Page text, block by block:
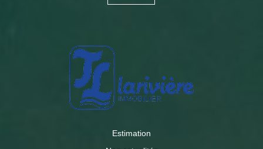
Estimation